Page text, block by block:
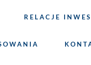
RELACJE